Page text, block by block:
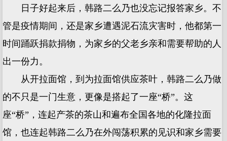
日子好起来后，韩路二么乃也没忘记报答家乡。不
管是疫情期间，还是家乡遭遇泥石流灾害时，他都第一
时间踊跃捐款捐物，为家乡的父老乡亲和需要帮助的人
出一份力。
从开拉面馆，到为拉面馆供应茶叶，韩路二么乃做
的不只是一门生意，更像是搭起了一座“桥”。这
座“桥”，连起产茶的茶山和遍布全国各地的化隆拉面
馆，也连起韩路二么乃在外闯荡积累的见识和家乡需要